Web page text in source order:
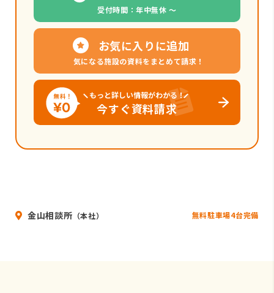
受付時間：年中無休 〜
お気に入りに追加
気になる施設の資料をまとめて請求！
もっと詳しい情報がわかる！
今すぐ資料請求
金山相談所 （本社） 無料駐車場4台完備